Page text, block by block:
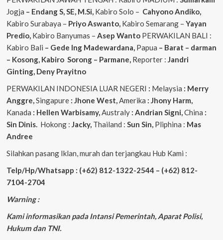
Jogja – Endang S, SE, M.Si, Kabiro Solo – CahyonoAndiko,
Kabiro Surabaya – PriyoAswanto, Kabiro Semarang – Yayan
Predio, Kabiro Banyumas – Asep WantoPERWAKILAN BALI :
Kabiro Bali – Gede Ing Madewardana, Papua – Barat – darman
– Kosong, Kabiro Sorong – Parmane, Reporter : Jandri
Ginting, Deny Prayitno
PERWAKILAN INDONESIA LUAR NEGERI : Melaysia : Merry
Anggre,Singapure: Jhone West,Amerika : Jhony Harm,
Kanada : Hellen Warbisamy,Australy : Andrian Signi,China :
Sin Dinis. Hokong : Jacky, Thailand : Sun Sin, Pliphina : Mas
Andree
Silahkan pasang Iklan, murah dan terjangkau Hub Kami :
Telp/Hp/Whatsapp : (+62) 812-1322-2544 – (+62) 812-
7104-2704
Warning :
Kami informasikan pada Intansi Pemerintah, Aparat Polisi,
Hukum dan TNI.